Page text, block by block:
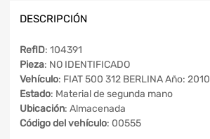
DESCRIPCIÓN
RefID: 104391
Pieza: NO IDENTIFICADO
Vehículo: FIAT 500 312 BERLINA Año: 2010
Estado: Material de segunda mano
Ubicación: Almacenada
Código del vehículo: 00555